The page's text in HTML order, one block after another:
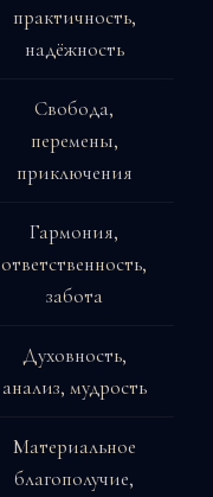
практичность,
надёжность
Свобода,
перемены,
приключения
Гармония,
ответственность,
забота
Духовность,
анализ, мудрость
Материальное
благополучие,